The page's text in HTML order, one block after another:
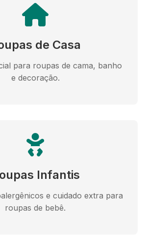
de Casa
para roupas de cama, banho
e decoração.
Infantis
e cuidado extra para
roupas de bebê.